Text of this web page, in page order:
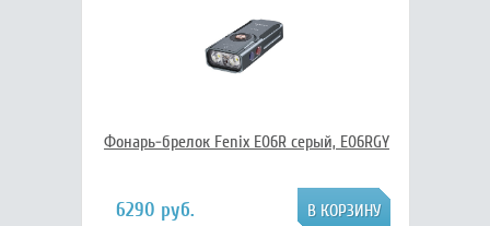
Фонарь-брелок Fenix E06R серый, E06RGY
6290 руб.